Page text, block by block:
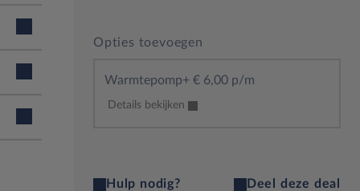
Opties toevoegen
Warmtepomp+ € 6,00 p/m
Details bekijken
Hulp nodig? Deel deze deal